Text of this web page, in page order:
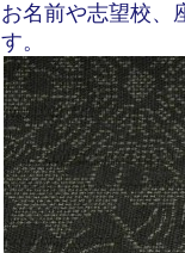
お名前や志望校、
す。